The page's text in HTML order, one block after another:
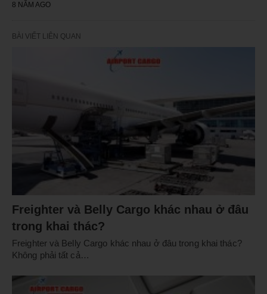
8 NĂM AGO
BÀI VIẾT LIÊN QUAN
Freighter và Belly Cargo khác nhau ở đâu
trong khai thác?
Freighter và Belly Cargo khác nhau ở đâu trong khai thác?
Không phải tất cả…